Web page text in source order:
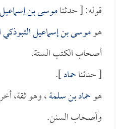
قوله: [ حدثناموسى بن إسماعيل
هوموسى بن إسماعيل
أصحاب الكتب الستة.
[ حدثناحماد].
هوحماد بن سلمة، وهو ثقة،
وأصحاب السنن.